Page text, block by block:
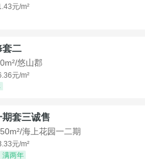
元/m²
套二
悠山郡
元/m²
套三诚售
海上花园一二期
元/m²
满两年